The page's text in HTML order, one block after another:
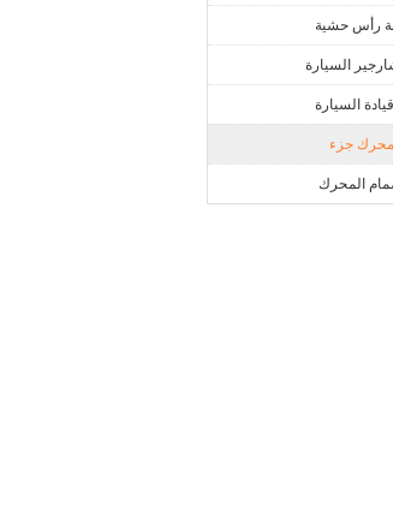
رأس حشية
السيارة
السيارة
محرك جزء
المحرك